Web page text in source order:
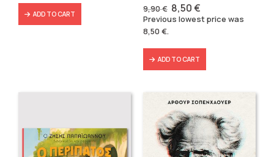
ADD TO CART
9,90€ Original
price
was:
8,50€Current
price
is:
Previous lowest price was
8,50€.
ADD TO CART